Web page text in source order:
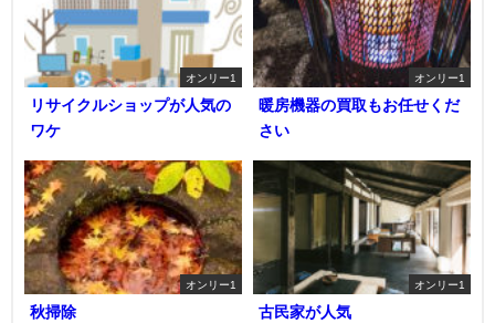
オンリー1
リサイクルショップが人気の
ワケ
オンリー1
暖房機器の買取もお任せくだ
さい
オンリー1
秋掃除
オンリー1
古民家が人気